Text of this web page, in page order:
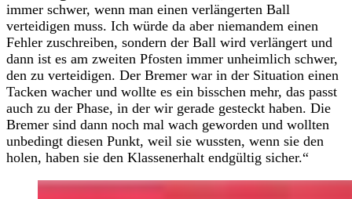
immer schwer, wenn man einen verlängerten Ball
verteidigen muss. Ich würde da aber niemandem einen
Fehler zuschreiben, sondern der Ball wird verlängert und
dann ist es am zweiten Pfosten immer unheimlich schwer,
den zu verteidigen. Der Bremer war in der Situation einen
Tacken wacher und wollte es ein bisschen mehr, das passt
auch zu der Phase, in der wir gerade gesteckt haben. Die
Bremer sind dann noch mal wach geworden und wollten
unbedingt diesen Punkt, weil sie wussten, wenn sie den
holen, haben sie den Klassenerhalt endgültig sicher.“